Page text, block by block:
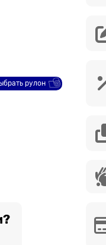
рулон